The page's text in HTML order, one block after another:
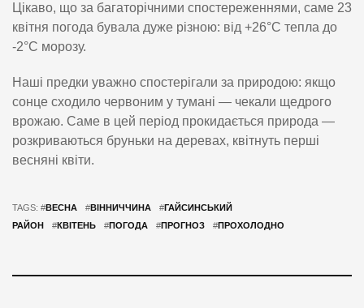
Цікаво, що за багаторічними спостереженнями, саме 23
квітня погода бувала дуже різною: від +26°C тепла до
-2°C морозу.
Наші предки уважно спостерігали за природою: якщо
сонце сходило червоним у тумані — чекали щедрого
врожаю. Саме в цей період прокидається природа —
розкриваються бруньки на деревах, квітнуть перші
весняні квіти.
TAGS: #ВЕСНА #ВІННИЧЧИНА #ГАЙСИНСЬКИЙ
РАЙОН
#КВІТЕНЬ #ПОГОДА #ПРОГНОЗ #ПРОХОЛОДНО